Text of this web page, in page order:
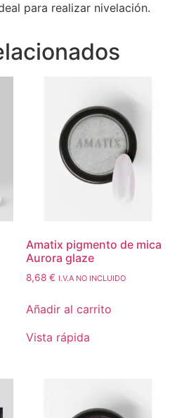
para realizar nivelación.
Amatix pigmento de mica
Aurora glaze
8,68 € I.V.A NO INCLUIDO
Añadir al carrito
Vista rápida